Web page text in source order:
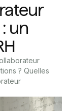
un
? Quelles